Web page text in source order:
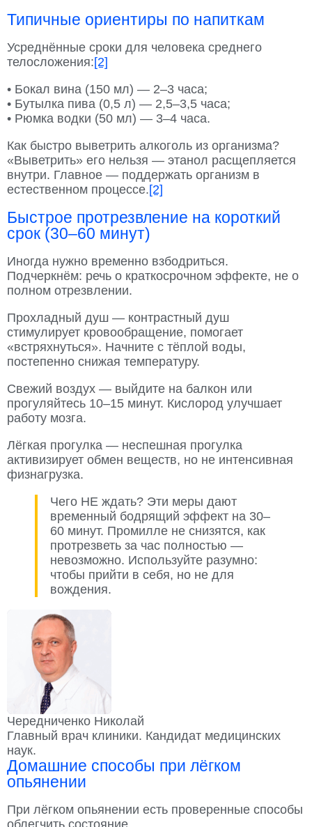
Типичные ориентиры по напиткам
Усреднённые сроки для человека среднего
телосложения:[2]
• Бокал вина (150 мл) — 2–3 часа;
• Бутылка пива (0,5 л) — 2,5–3,5 часа;
• Рюмка водки (50 мл) — 3–4 часа.
Как быстро выветрить алкоголь из организма?
«Выветрить» его нельзя — этанол расщепляется
внутри. Главное — поддержать организм в
естественном процессе.[2]
Быстрое протрезвление на короткий
срок (30–60 минут)
Иногда нужно временно взбодриться.
Подчеркнём: речь о краткосрочном эффекте, не о
полном отрезвлении.
Прохладный душ — контрастный душ
стимулирует кровообращение, помогает
«встряхнуться». Начните с тёплой воды,
постепенно снижая температуру.
Свежий воздух — выйдите на балкон или
прогуляйтесь 10–15 минут. Кислород улучшает
работу мозга.
Лёгкая прогулка — неспешная прогулка
активизирует обмен веществ, но не интенсивная
физнагрузка.
Чего НЕ ждать? Эти меры дают
временный бодрящий эффект на 30–
60 минут. Промилле не снизятся, как
протрезветь за час полностью —
невозможно. Используйте разумно:
чтобы прийти в себя, но не для
вождения.
Чередниченко Николай
Главный врач клиники. Кандидат медицинских
наук.
Домашние способы при лёгком
опьянении
При лёгком опьянении есть проверенные способы